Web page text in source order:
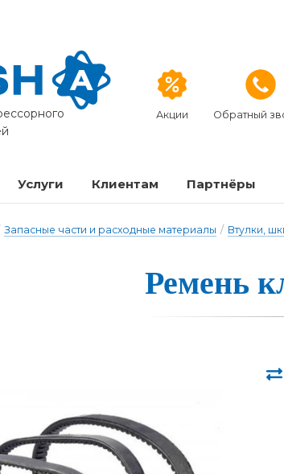
Акции Обратный
Услуги Клиентам Партнёры
Запасные части и расходные материалы / Втулки,
Ремень